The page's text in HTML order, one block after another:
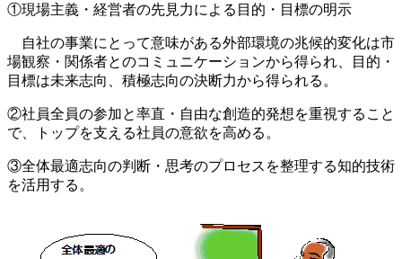
①現場主義・経営者の先見力による目的・目標の明示
自社の事業にとって意味がある外部環境の兆候的変化は市
場観察・関係者とのコミュニケーションから得られ、目的・
目標は未来志向、積極志向の決断力から得られる。
②社員全員の参加と率直・自由な創造的発想を重視すること
で、トップを支える社員の意欲を高める。
③全体最適志向の判断・思考のプロセスを整理する知的技術
を活用する。